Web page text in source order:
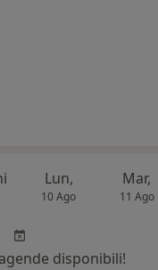
Lun,
10 Ago
Mar,
11 Ago
disponibili!